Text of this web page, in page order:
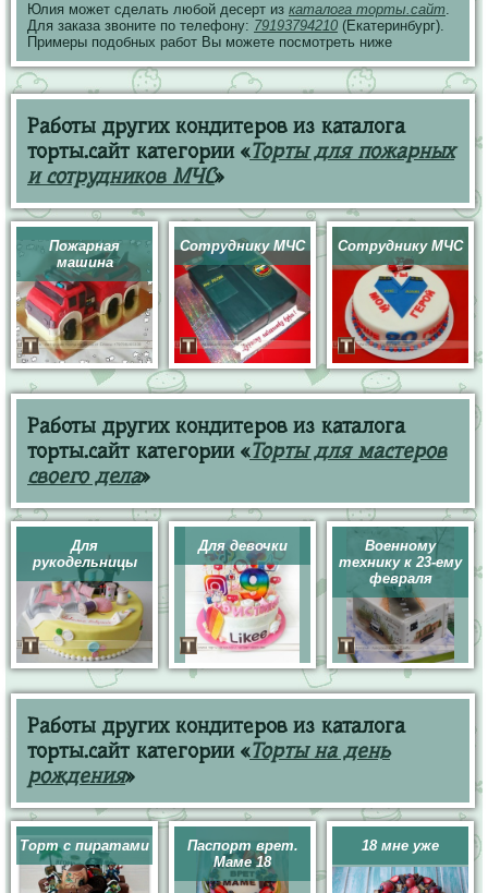
Юлия может сделать любой десерт из каталога торты.сайт.
Для заказа звоните по телефону: 79193794210 (Екатеринбург).
Примеры подобных работ Вы можете посмотреть ниже
Работы других кондитеров из каталога
торты.сайт категории «Торты для пожарных
и сотрудников МЧС»
Пожарная
машина
Сотруднику МЧС Сотруднику МЧС
Работы других кондитеров из каталога
торты.сайт категории «Торты для мастеров
своего дела»
Для
рукодельницы
Для девочки
Военному
технику к 23-ему
февраля
Работы других кондитеров из каталога
торты.сайт категории «Торты на день
рождения»
Торт с пиратами
Паспорт врет.
Маме 18
18 мне уже